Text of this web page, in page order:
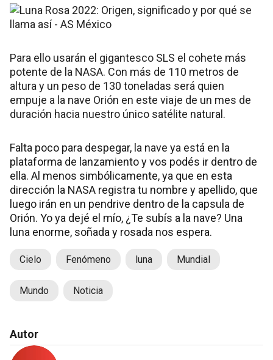
Para ello usarán el gigantesco SLS el cohete más
potente de la NASA. Con más de 110 metros de
altura y un peso de 130 toneladas será quien
empuje a la nave Orión en este viaje de un mes de
duración hacia nuestro único satélite natural.
Falta poco para despegar, la nave ya está en la
plataforma de lanzamiento y vos podés ir dentro de
ella. Al menos simbólicamente, ya que en esta
dirección la NASA registra tu nombre y apellido, que
luego irán en un pendrive dentro de la capsula de
Orión. Yo ya dejé el mío, ¿Te subís a la nave? Una
luna enorme, soñada y rosada nos espera.
Cielo Fenómeno luna Mundial
Mundo Noticia
Autor